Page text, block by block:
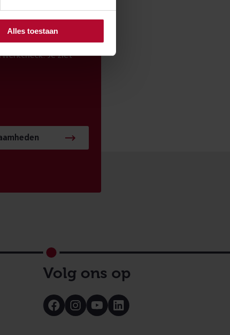
Alles toestaan
Je ziet
Volg ons op
Bezoek
onze
Bezoek
onze
Bezoek
onze
Bezoek
onze